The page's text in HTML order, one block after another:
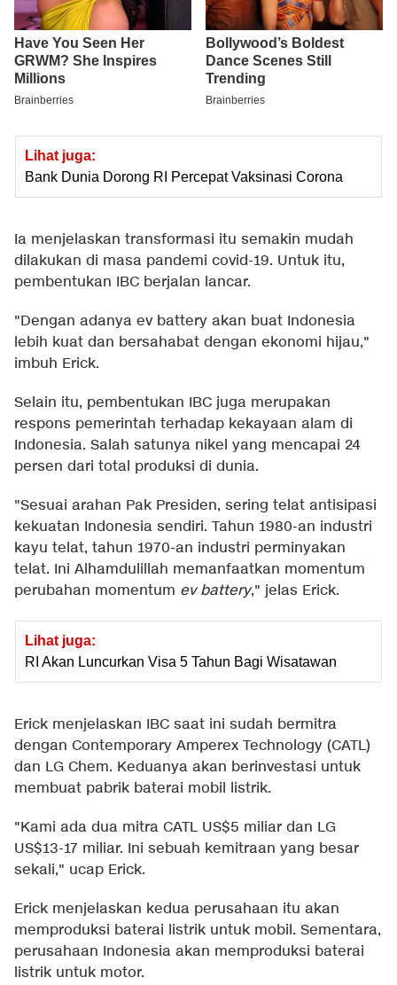
Lihat juga:
Bank Dunia Dorong RI Percepat Vaksinasi Corona
Ia menjelaskan transformasi itu semakin mudah
dilakukan di masa pandemi covid-19. Untuk itu,
pembentukan IBC berjalan lancar.
"Dengan adanya ev battery akan buat Indonesia
lebih kuat dan bersahabat dengan ekonomi hijau,"
imbuh Erick.
Selain itu, pembentukan IBC juga merupakan
respons pemerintah terhadap kekayaan alam di
Indonesia. Salah satunya nikel yang mencapai 24
persen dari total produksi di dunia.
"Sesuai arahan Pak Presiden, sering telat antisipasi
kekuatan Indonesia sendiri. Tahun 1980-an industri
kayu telat, tahun 1970-an industri perminyakan
telat. Ini Alhamdulillah memanfaatkan momentum
perubahan momentum ev battery," jelas Erick.
Lihat juga:
RI Akan Luncurkan Visa 5 Tahun Bagi Wisatawan
Erick menjelaskan IBC saat ini sudah bermitra
dengan Contemporary Amperex Technology (CATL)
dan LG Chem. Keduanya akan berinvestasi untuk
membuat pabrik baterai mobil listrik.
"Kami ada dua mitra CATL US$5 miliar dan LG
US$13-17 miliar. Ini sebuah kemitraan yang besar
sekali," ucap Erick.
Erick menjelaskan kedua perusahaan itu akan
memproduksi baterai listrik untuk mobil. Sementara,
perusahaan Indonesia akan memproduksi baterai
listrik untuk motor.